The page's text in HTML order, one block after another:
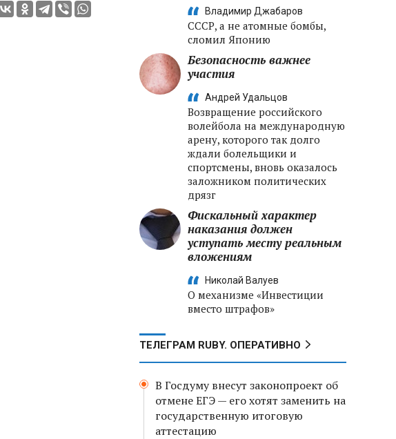
Владимир Джабаров
СССР, а не атомные бомбы,
сломил Японию
Безопасность важнее
участия
Андрей Удальцов
Возвращение российского
волейбола на международную
арену, которого так долго
ждали болельщики и
спортсмены, вновь оказалось
заложником политических
дрязг
Фискальный характер
наказания должен
уступать месту реальным
вложениям
Николай Валуев
О механизме «Инвестиции
вместо штрафов»
ТЕЛЕГРАМ RUBY. ОПЕРАТИВНО
В Госдуму внесут законопроект об
отмене ЕГЭ — его хотят заменить на
государственную итоговую
аттестацию